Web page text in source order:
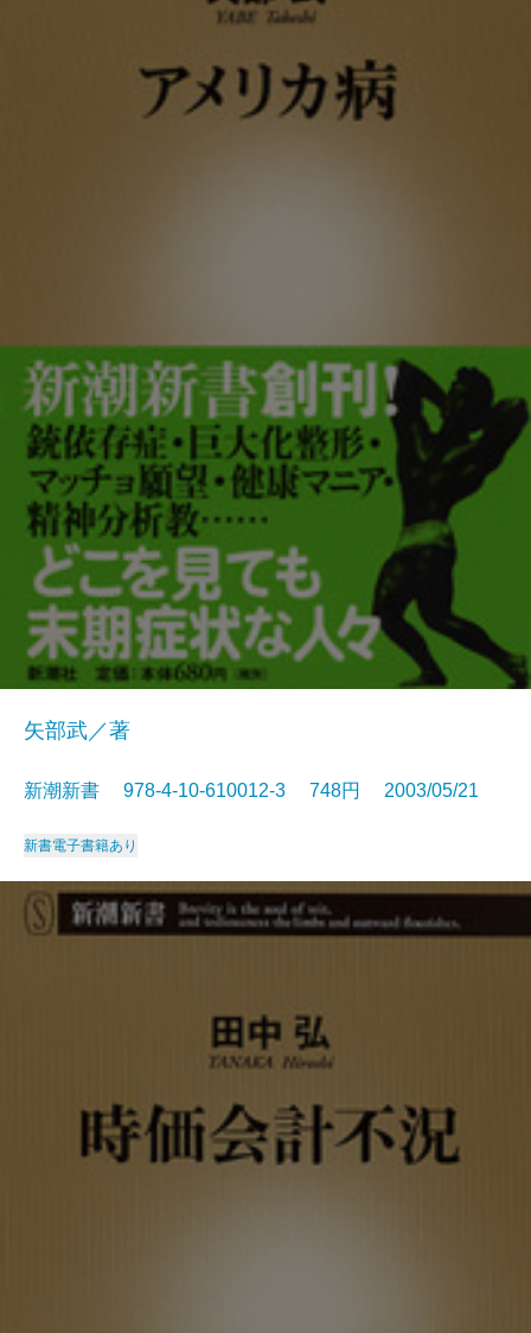
矢部武／著
新潮新書 978-4-10-610012-3 748円 2003/05/21
新書電子書籍あり